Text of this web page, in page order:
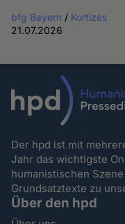
bfg Bayern / Kortizes
21.07.2026
Der hpd ist mit
Jahr das wichtigste
humanistischen
Grundsatztexte zu
Über den hpd